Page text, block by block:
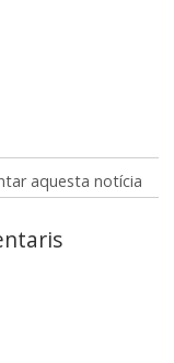
aquesta notícia